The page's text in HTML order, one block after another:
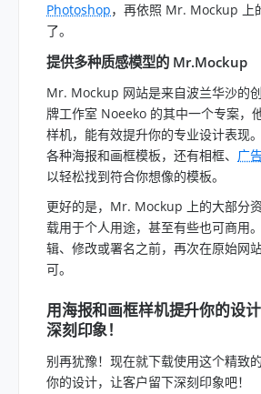
Photoshop，再依照 Mr. Mockup 上
了。
提供多种质感模型的 Mr.Mockup
Mr. Mockup 网站是来自波兰华沙的
牌工作室 Noeeko 的其中一个专案，
样机，能有效提升你的专业设计表现
各种海报和画框模板，还有相框、 广
以轻松找到符合你想像的模板。
更好的是，Mr. Mockup 上的大部分
载用于个人用途，甚至有些也可商用
辑、修改或署名之前，再次在原始网
可。
用海报和画框样机提升你的设
深刻印象！
别再犹豫！现在就下载使用这个精致
你的设计，让客户留下深刻印象吧！